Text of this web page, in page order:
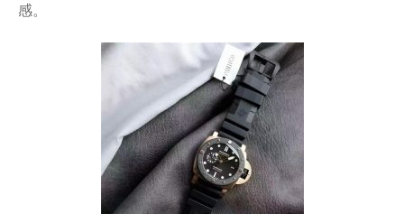
感。